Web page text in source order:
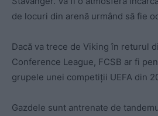
de locuri din arenă urmând să fie
Dacă va trece de Viking în returul
Conference League, FCSB ar fi
grupele unei competiții UEFA din
Gazdele sunt antrenate de